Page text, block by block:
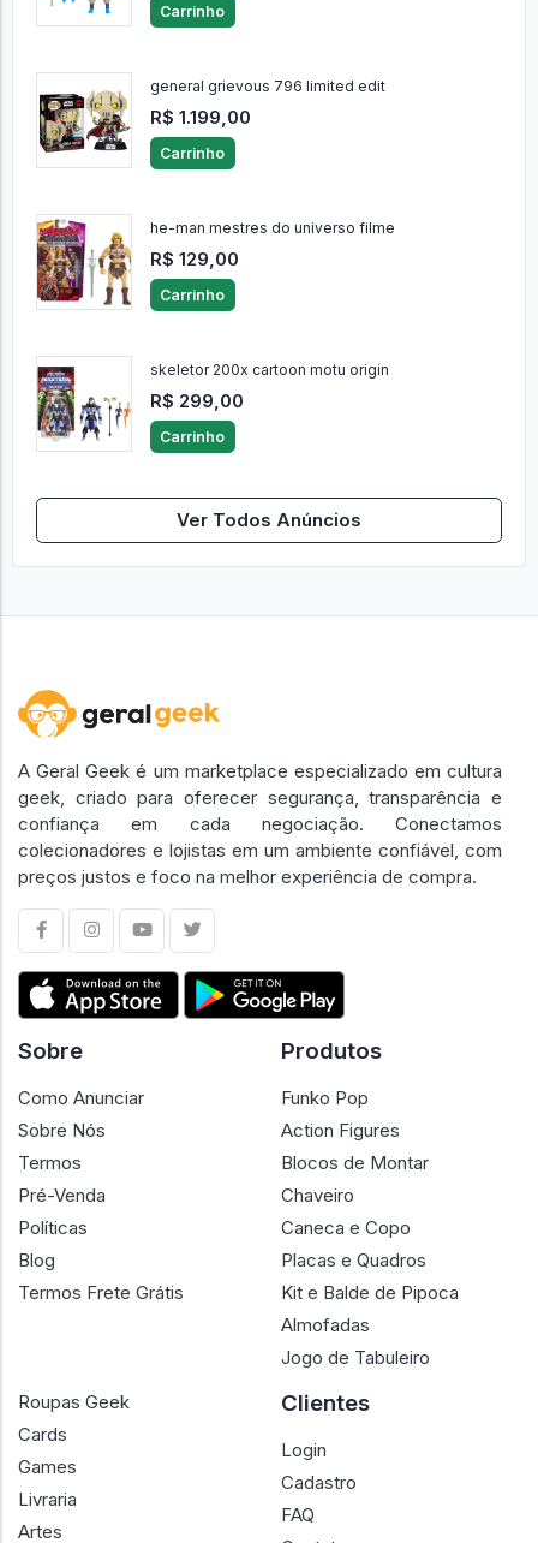
Carrinho
general grievous 796 limited edit
R$ 1.199,00
Carrinho
he-man mestres do universo filme
R$ 129,00
Carrinho
skeletor 200x cartoon motu origin
R$ 299,00
Carrinho
Ver Todos Anúncios
A Geral Geek é um marketplace especializado em cultura
geek, criado para oferecer segurança, transparência e
confiança em cada negociação. Conectamos
colecionadores e lojistas em um ambiente confiável, com
preços justos e foco na melhor experiência de compra.
Sobre
Como Anunciar
Sobre Nós
Termos
Pré-Venda
Políticas
Blog
Termos Frete Grátis
Produtos
Funko Pop
Action Figures
Blocos de Montar
Chaveiro
Caneca e Copo
Placas e Quadros
Kit e Balde de Pipoca
Almofadas
Jogo de Tabuleiro
Roupas Geek
Cards
Games
Livraria
Artes
Clientes
Login
Cadastro
FAQ